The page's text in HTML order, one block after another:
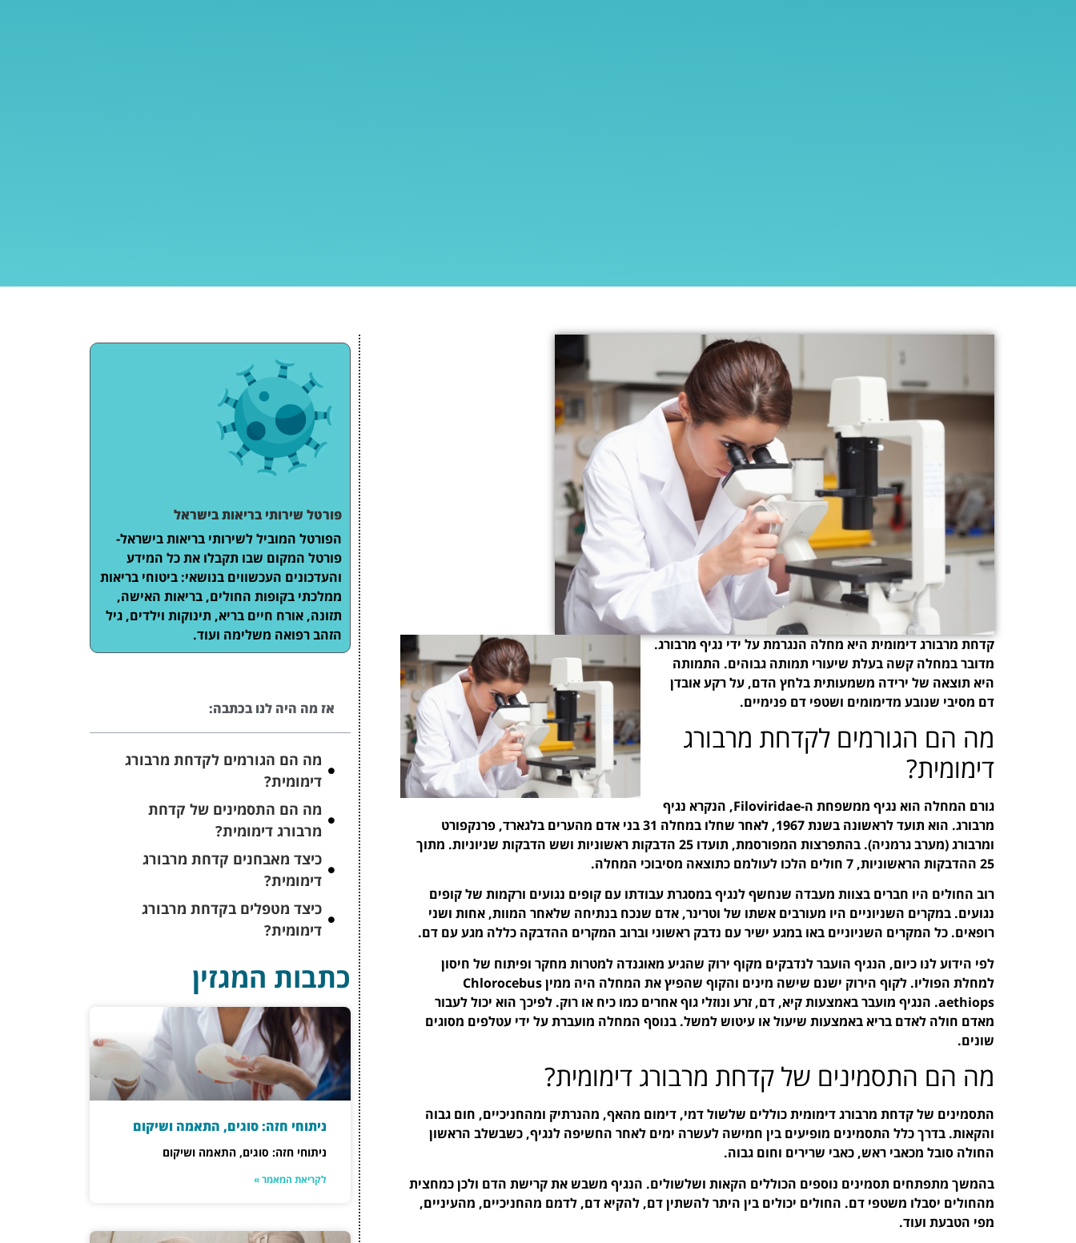
קדחת מרבורג דימומית היא מחלה הנגרמת על ידי נגיף מרבורג.
מדובר במחלה קשה בעלת שיעורי תמותה גבוהים. התמותה
היא תוצאה של ירידה משמעותית בלחץ הדם, על רקע אובדן
דם מסיבי שנובע מדימומים ושטפי דם פנימיים.
מה הם הגורמים לקדחת מרבורג
דימומית?
גורם המחלה הוא נגיף ממשפחת ה-Filoviridae, הנקרא נגיף
מרבורג. הוא תועד לראשונה בשנת 1967, לאחר שחלו במחלה 31 בני אדם מהערים בלגארד, פרנקפורט
ומרבורג (מערב גרמניה). בהתפרצות המפורסמת, תועדו 25 הדבקות ראשוניות ושש הדבקות שניוניות. מתוך
25 ההדבקות הראשוניות, 7 חולים הלכו לעולמם כתוצאה מסיבוכי המחלה.
רוב החולים היו חברים בצוות מעבדה שנחשף לנגיף במסגרת עבודתו עם קופים נגועים ורקמות של קופים
נגועים. במקרים השניוניים היו מעורבים אשתו של וטרינר, אדם שנכח בנתיחה שלאחר המוות, אחות ושני
רופאים. כל המקרים השניוניים באו במגע ישיר עם נדבק ראשוני וברוב המקרים ההדבקה כללה מגע עם דם.
לפי הידוע לנו כיום, הנגיף הועבר לנדבקים מקוף ירוק שהגיע מאוגנדה למטרות מחקר ופיתוח של חיסון
למחלת הפוליו. לקוף הירוק ישנם שישה מינים והקוף שהפיץ את המחלה היה ממין Chlorocebus
aethiops. הנגיף מועבר באמצעות קיא, דם, זרע ונוזלי גוף אחרים כמו כיח או רוק. לפיכך הוא יכול לעבור
מאדם חולה לאדם בריא באמצעות שיעול או עיטוש למשל. בנוסף המחלה מועברת על ידי עטלפים מסוגים
שונים.
מה הם התסמינים של קדחת מרבורג דימומית?
התסמינים של קדחת מרבורג דימומית כוללים שלשול דמי, דימום מהאף, מהנרתיק ומהחניכיים, חום גבוה
והקאות. בדרך כלל התסמינים מופיעים בין חמישה לעשרה ימים לאחר החשיפה לנגיף, כשבשלב הראשון
החולה סובל מכאבי ראש, כאבי שרירים וחום גבוה.
בהמשך מתפתחים תסמינים נוספים הכוללים הקאות ושלשולים. הנגיף משבש את קרישת הדם ולכן כמחצית
מהחולים יסבלו משטפי דם. החולים יכולים בין היתר להשתין דם, להקיא דם, לדמם מהחניכיים, מהעיניים,
מפי הטבעת ועוד.
פורטל שירותי בריאות בישראל
הפורטל המוביל לשירותי בריאות בישראל-
פורטל המקום שבו תקבלו את כל המידע
והעדכונים העכשווים בנושאי: ביטוחי בריאות
ממלכתי בקופות החולים, בריאות האישה,
תזונה, אורח חיים בריא, תינוקות וילדים, גיל
הזהב רפואה משלימה ועוד.
אז מה היה לנו בכתבה:
מה הם הגורמים לקדחת מרבורג
דימומית?
מה הם התסמינים של קדחת
מרבורג דימומית?
כיצד מאבחנים קדחת מרבורג
דימומית?
כיצד מטפלים בקדחת מרבורג
דימומית?
כתבות המגזין
ניתוחי חזה: סוגים, התאמה ושיקום
ניתוחי חזה: סוגים, התאמה ושיקום
לקריאת המאמר »